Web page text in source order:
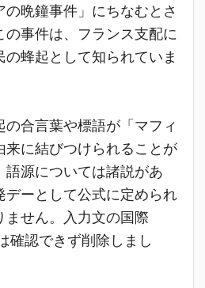
晩鐘事件」にちなむとさ
の事件は、フランス支配に
蜂起として知られていま
合言葉や標語が「マフィ
来に結びつけられることが
語源については諸説があ
デーとして公式に定められ
ません。入力文の国際
確認できず削除しまし